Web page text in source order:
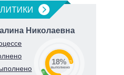
Николаевна
18
73
18%
выполнено